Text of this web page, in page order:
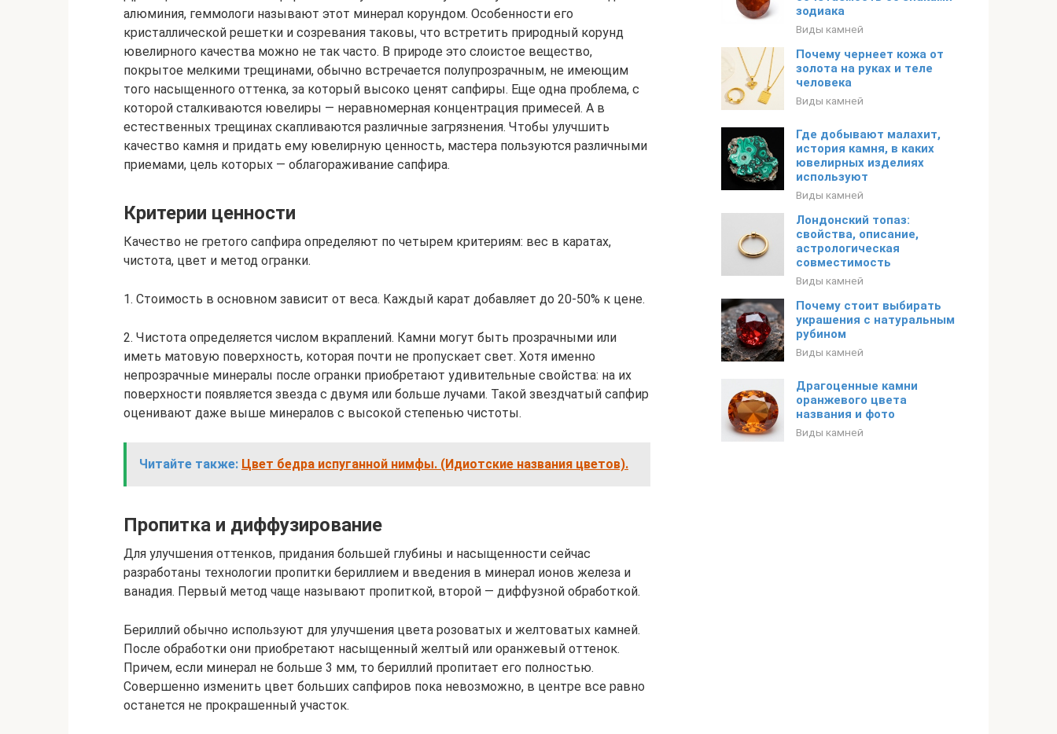
алюминия, геммологи называют этот минерал корундом. Особенности его
кристаллической решетки и созревания таковы, что встретить природный корунд
ювелирного качества можно не так часто. В природе это слоистое вещество,
покрытое мелкими трещинами, обычно встречается полупрозрачным, не имеющим
того насыщенного оттенка, за который высоко ценят сапфиры. Еще одна проблема, с
которой сталкиваются ювелиры — неравномерная концентрация примесей. А в
естественных трещинах скапливаются различные загрязнения. Чтобы улучшить
качество камня и придать ему ювелирную ценность, мастера пользуются различными
приемами, цель которых — облагораживание сапфира.
Критерии ценности
Качество не гретого сапфира определяют по четырем критериям: вес в каратах,
чистота, цвет и метод огранки.
1. Стоимость в основном зависит от веса. Каждый карат добавляет до 20-50% к цене.
2. Чистота определяется числом вкраплений. Камни могут быть прозрачными или
иметь матовую поверхность, которая почти не пропускает свет. Хотя именно
непрозрачные минералы после огранки приобретают удивительные свойства: на их
поверхности появляется звезда с двумя или больше лучами. Такой звездчатый сапфир
оценивают даже выше минералов с высокой степенью чистоты.
Читайте также: Цвет бедра испуганной нимфы. (Идиотские названия цветов).
Пропитка и диффузирование
Для улучшения оттенков, придания большей глубины и насыщенности сейчас
разработаны технологии пропитки бериллием и введения в минерал ионов железа и
ванадия. Первый метод чаще называют пропиткой, второй — диффузной обработкой.
Бериллий обычно используют для улучшения цвета розоватых и желтоватых камней.
После обработки они приобретают насыщенный желтый или оранжевый оттенок.
Причем, если минерал не больше 3 мм, то бериллий пропитает его полностью.
Совершенно изменить цвет больших сапфиров пока невозможно, в центре все равно
останется не прокрашенный участок.
зодиака
Виды камней
Почему чернеет кожа от
золота на руках и теле
человека
Виды камней
Где добывают малахит,
история камня, в каких
ювелирных изделиях
используют
Виды камней
Лондонский топаз:
свойства, описание,
астрологическая
совместимость
Виды камней
Почему стоит выбирать
украшения с натуральным
рубином
Виды камней
Драгоценные камни
оранжевого цвета
названия и фото
Виды камней